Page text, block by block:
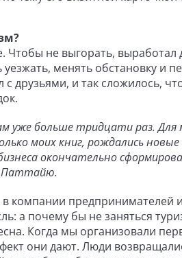
не выгорать, выработал
менять обстановку и
друзьями, и так сложилось,
уже больше тридцати раз. Для
моих книг, рождались новые
окончательно
Паттайю.
компании предпринимателей
а почему бы не заняться
Когда мы организовали
они дают. Люди